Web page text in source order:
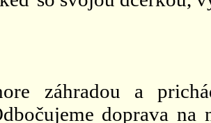
záhradou a
doprava